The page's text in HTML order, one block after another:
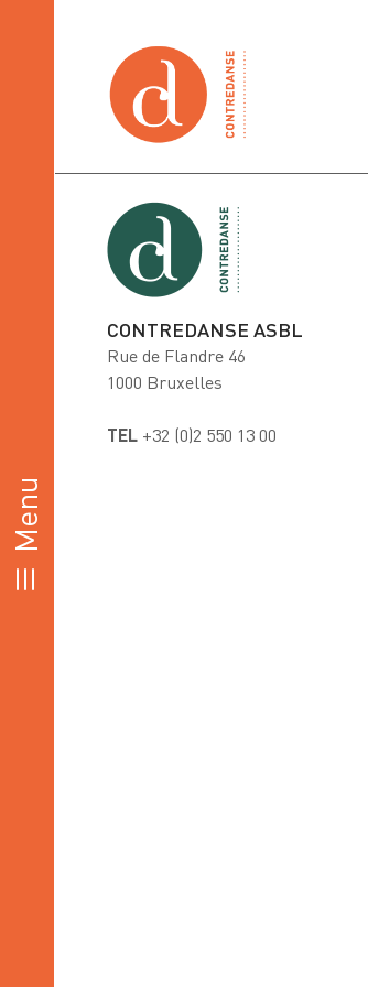
CONTREDANSE ASBL
Rue de Flandre 46
1000 Bruxelles
TEL +32 (0)2 550 13 00